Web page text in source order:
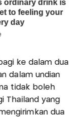
ke dalam dua
dalam undian
tidak boleh
Thailand yang
dua